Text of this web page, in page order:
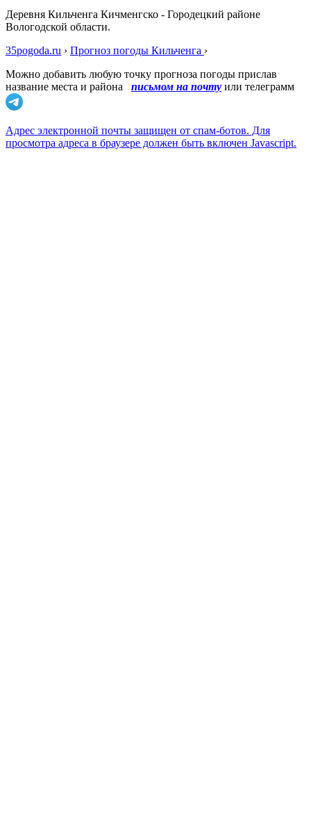
Деревня Кильченга Кичменгско - Городецкий районе
Вологодской области.
35pogoda.ru › Прогноз погоды Кильченга ›
Можно добавить любую точку прогноза погоды прислав
название места и района
письмом на почту или телеграмм
Адрес электронной почты защищен от спам-ботов. Для
просмотра адреса в браузере должен быть включен Javascript.